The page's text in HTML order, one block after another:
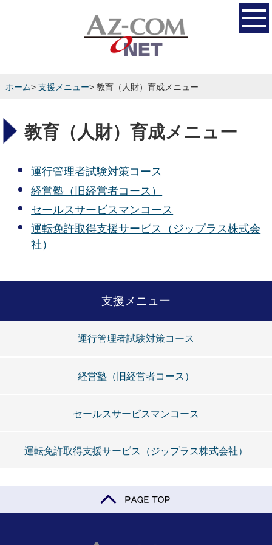
ホーム> 支援メニュー> 教育（人財）育成メニュー
教育（人財）育成メニュー
運行管理者試験対策コース
経営塾（旧経営者コース）
セールスサービスマンコース
運転免許取得支援サービス（ジップラス株式会
社）
支援メニュー
運行管理者試験対策コース
経営塾（旧経営者コース）
セールスサービスマンコース
運転免許取得支援サービス（ジップラス株式会社）